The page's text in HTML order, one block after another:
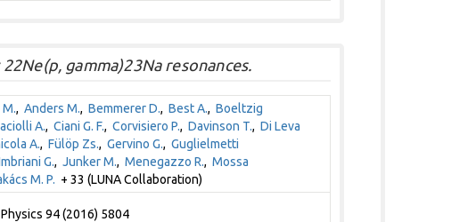
gamma)23Na resonances.
, Anders M., Bemmerer D., Best A., Boeltzig
A., Ciani G. F., Corvisiero P., Davinson T., Di Leva
A., Fülöp Zs., Gervino G., Guglielmetti
G., Junker M., Menegazzo R., Mossa
M. P. + 33 (LUNA Collaboration)
94 (2016) 5804